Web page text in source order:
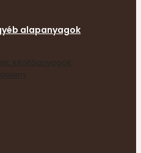
alapanyagok
kitöltőanyagok